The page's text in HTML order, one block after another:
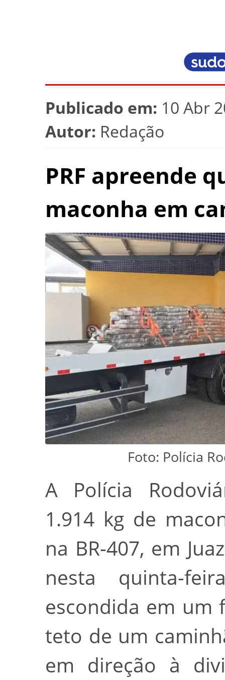
Publicado em: 10 Abr
Autor: Redação
PRF apreende
maconha em
Foto: Polícia
A Polícia
1.914 kg de
na BR-407, em
nesta quinta-
escondida em um
teto de um
em direção à